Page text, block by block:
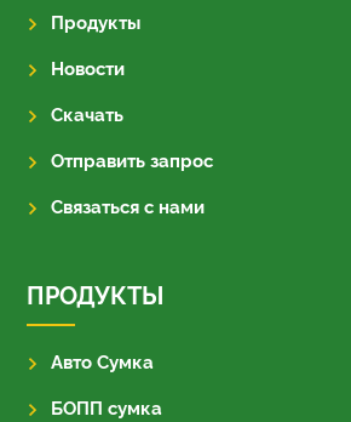
Продукты
Новости
Скачать
Отправить запрос
Связаться с нами
ПРОДУКТЫ
Авто Сумка
БОПП сумка